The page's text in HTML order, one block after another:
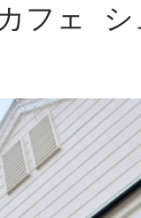
カフェ